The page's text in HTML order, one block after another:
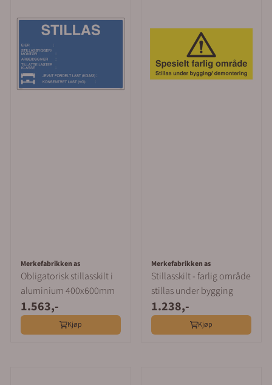
Merkefabrikken as
Obligatorisk stillasskilt i
aluminium 400x600mm
1.563,-
Kjøp
Merkefabrikken as
Stillasskilt - farlig område
stillas under bygging
1.238,-
Kjøp